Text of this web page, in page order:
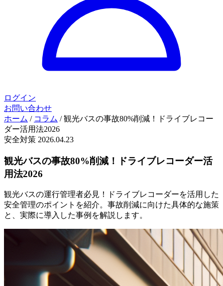
ログイン
お問い合わせ
ホーム / コラム / 観光バスの事故80%削減！ドライブレコー
ダー活用法2026
安全対策 2026.04.23
観光バスの事故80%削減！ドライブレコーダー活
用法2026
観光バスの運行管理者必見！ドライブレコーダーを活用した
安全管理のポイントを紹介。事故削減に向けた具体的な施策
と、実際に導入した事例を解説します。